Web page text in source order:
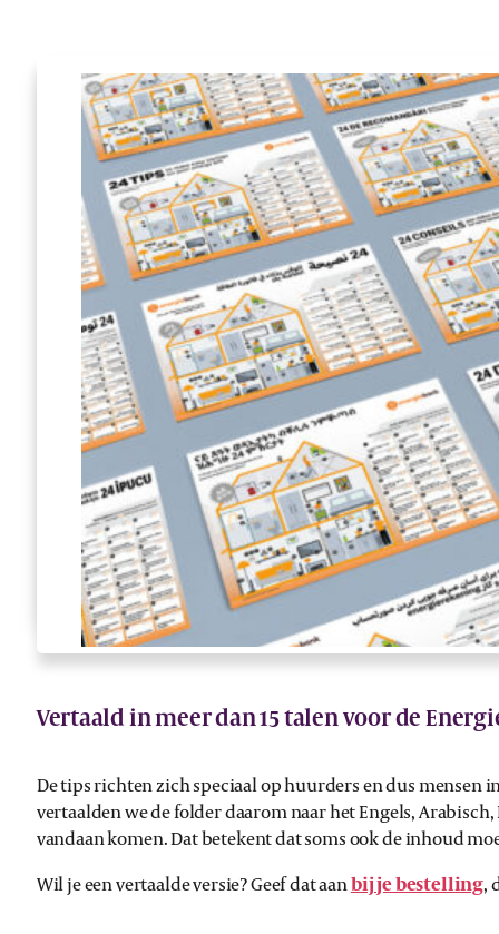
Vertaald in meer dan 15 talen voor de
De tips richten zich speciaal op huurders en dus mensen
vertaalden we de folder daarom naar het Engels,
vandaan komen. Dat betekent dat soms ook de inhoud
Wil je een vertaalde versie? Geef dat aanbij je bestelling,